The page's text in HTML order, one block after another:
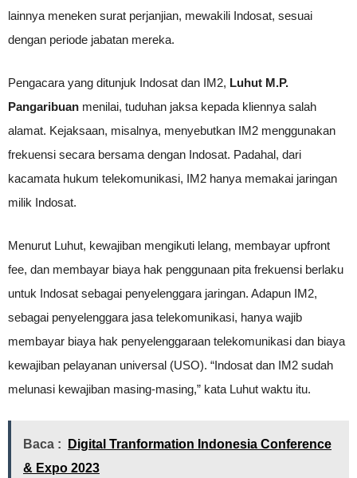
lainnya meneken surat perjanjian, mewakili Indosat, sesuai
dengan periode jabatan mereka.
Pengacara yang ditunjuk Indosat dan IM2, Luhut M.P.
Pangaribuan menilai, tuduhan jaksa kepada kliennya salah
alamat. Kejaksaan, misalnya, menyebutkan IM2 menggunakan
frekuensi secara bersama dengan Indosat. Padahal, dari
kacamata hukum telekomunikasi, IM2 hanya memakai jaringan
milik Indosat.
Menurut Luhut, kewajiban mengikuti lelang, membayar upfront
fee, dan membayar biaya hak penggunaan pita frekuensi berlaku
untuk Indosat sebagai penyelenggara jaringan. Adapun IM2,
sebagai penyelenggara jasa telekomunikasi, hanya wajib
membayar biaya hak penyelenggaraan telekomunikasi dan biaya
kewajiban pelayanan universal (USO). “Indosat dan IM2 sudah
melunasi kewajiban masing-masing,” kata Luhut waktu itu.
Baca :
Digital Tranformation Indonesia Conference
& Expo 2023